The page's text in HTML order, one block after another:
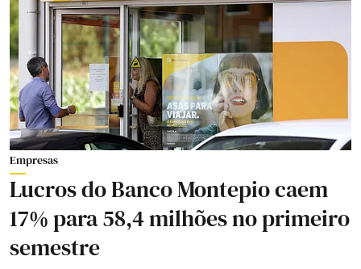
Empresas
Lucros do Banco Montepio caem
17% para 58,4 milhões no primeiro
semestre